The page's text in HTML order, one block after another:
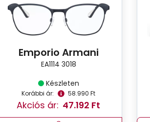
Emporio Armani
EA1114 3018
Készleten
Korábbi ár: 58.990 Ft
Akciós ár: 47.192 Ft